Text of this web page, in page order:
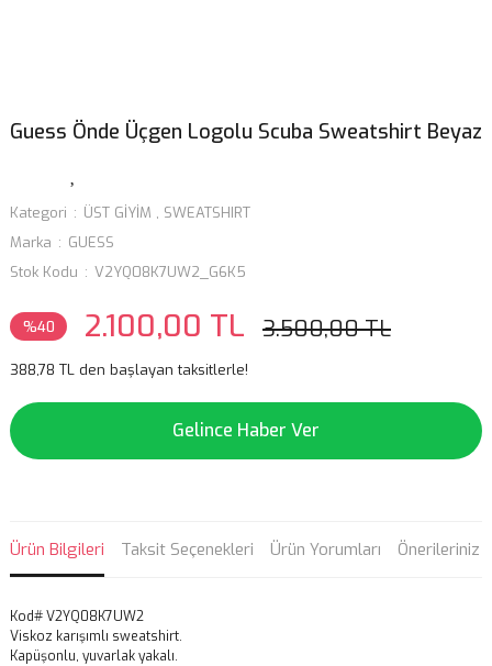
Guess Önde Üçgen Logolu Scuba Sweatshirt Beyaz
Kategori ÜST GİYİM , SWEATSHIRT
Marka
GUESS
Stok Kodu
V2YQ08K7UW2_G6K5
%40 2.100,00 TL 3.500,00 TL
388,78 TL den başlayan taksitlerle!
Gelince Haber Ver
Ürün Bilgileri Taksit Seçenekleri Ürün Yorumları Önerileriniz
Kod# V2YQ08K7UW2
Viskoz karışımlı sweatshirt.
Kapüşonlu, yuvarlak yakalı.